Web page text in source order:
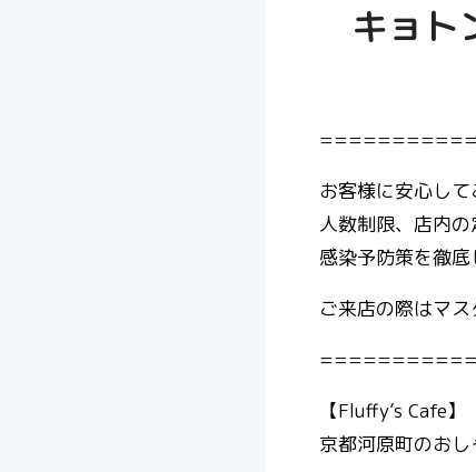
キョト
お客様に安心し
人数制限、店内
感染予防策を徹底
ご来店の際はマス
【Fluffy’s Cafe】
京都河原町のお